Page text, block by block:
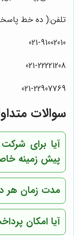
تلفن:( ده خط
021-91002010
021-22221208
021-22907769
سوالات
آیا برای
پیش زمینه
مدت زمان هر
آیا امکان